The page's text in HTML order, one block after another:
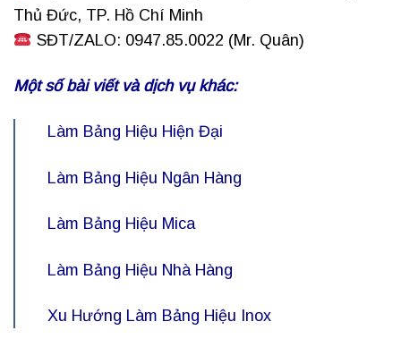
Thủ Đức, TP. Hồ Chí Minh
SĐT/ZALO: 0947.85.0022 (Mr. Quân)
Một số bài viết và dịch vụ khác:
Làm Bảng Hiệu Hiện Đại
Làm Bảng Hiệu Ngân Hàng
Làm Bảng Hiệu Mica
Làm Bảng Hiệu Nhà Hàng
Xu Hướng Làm Bảng Hiệu Inox